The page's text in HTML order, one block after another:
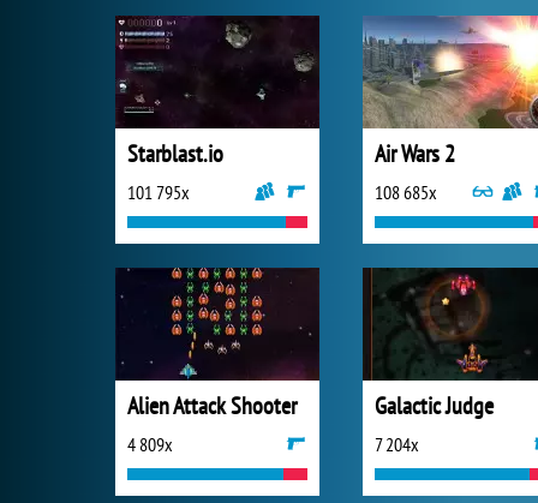
Starblast.io
101 795x
Air Wars 2
108 685x
Alien Attack Shooter
4 809x
Galactic Judge
7 204x